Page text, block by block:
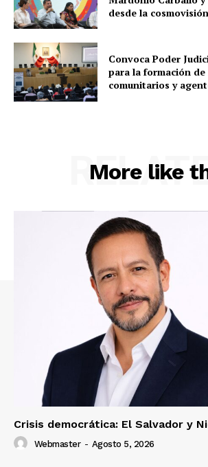
desde la
Convoca Poder
para la formación
comunitarios y
More like
Crisis democrática: El Salvador y
Webmaster - Agosto 5, 2026